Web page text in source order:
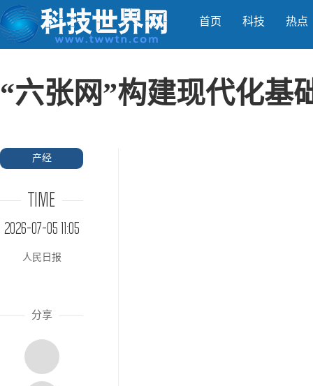
首页 科技 热点
“六张网”构建现代化基
产经
TIME
2026-07-05 11:05
人民日报
分享